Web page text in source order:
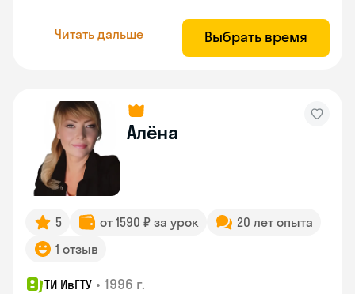
Читать дальше Выбрать время
Алёна
5 от 1590 ₽ за урок
20 лет опыта
1 отзыв
ТИ ИвГТУ • 1996 г.